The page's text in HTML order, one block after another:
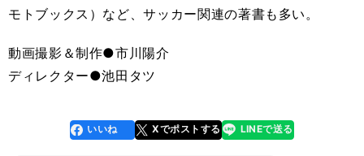
モトブックス）など、サッカー関連の著書も多い。
動画撮影＆制作●市川陽介
ディレクター●池田タツ
faceboo
k
いいね Xでポストする
line LINEで送る